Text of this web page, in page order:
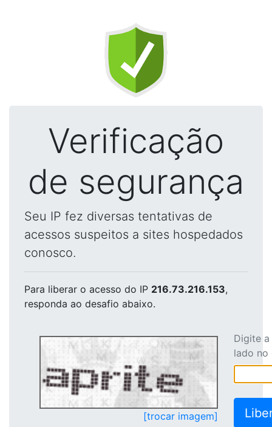
Verificação
de segurança
Seu IP fez diversas tentativas de
acessos suspeitos a sites hospedados
conosco.
Para liberar o acesso do IP 216.73.216.153,
responda ao desafio abaixo.
[trocar imagem]
Digite
lado no